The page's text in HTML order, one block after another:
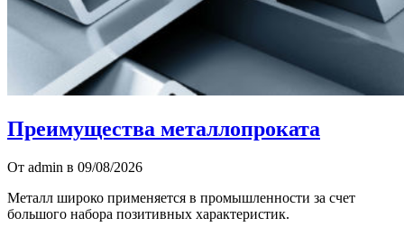
Преимущества металлопроката
От admin в 09/08/2026
Металл широко применяется в промышленности за счет
большого набора позитивных характеристик.